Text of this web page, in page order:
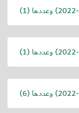
) وعددها (1)
) وعددها (1)
) وعددها (6)